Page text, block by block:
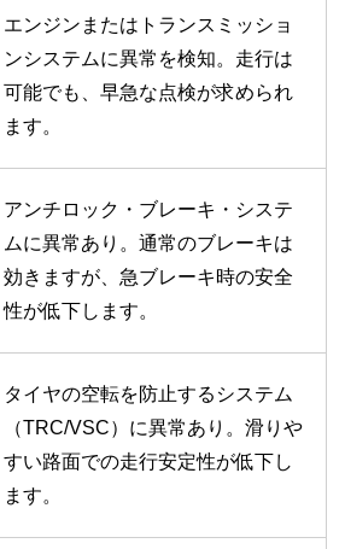
エンジンまたはトランスミッショ
ンシステムに異常を検知。走行は
可能でも、早急な点検が求められ
ます。
アンチロック・ブレーキ・システ
ムに異常あり。通常のブレーキは
効きますが、急ブレーキ時の安全
性が低下します。
タイヤの空転を防止するシステム
（TRC/VSC）に異常あり。滑りや
すい路面での走行安定性が低下し
ます。